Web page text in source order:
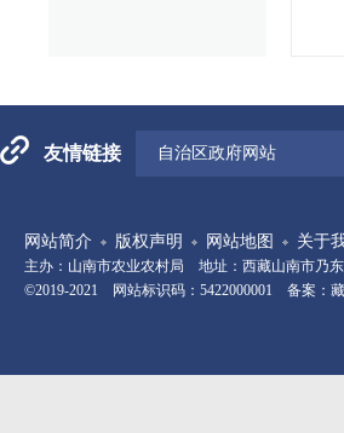
友情链接 自治区政府网站
网站简介 版权声明 网站地图 关于
主办：山南市农业农村局 地址：西藏山南市乃
©2019-2021 网站标识码：5422000001 备案：